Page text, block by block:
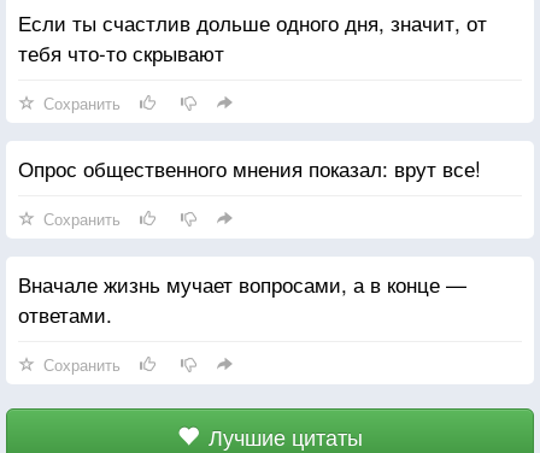
Если ты счастлив дольше одного дня, значит, от
тебя что-то скрывают
Сохранить
Опрос общественного мнения показал: врут все!
Сохранить
Вначале жизнь мучает вопросами, а в конце —
ответами.
Сохранить
Лучшие цитаты